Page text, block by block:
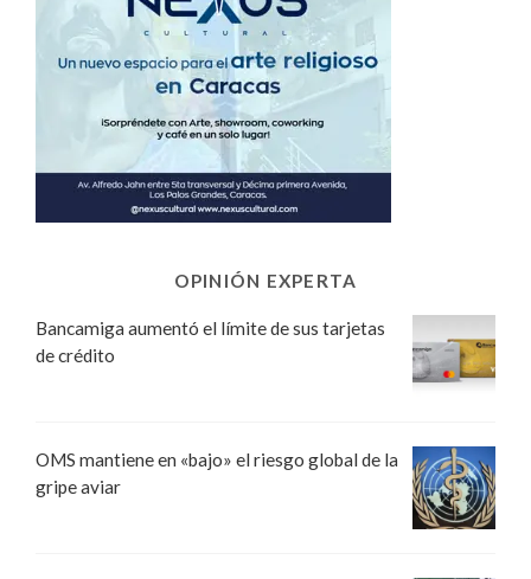
OPINIÓN EXPERTA
Bancamiga aumentó el límite de sus tarjetas
de crédito
OMS mantiene en «bajo» el riesgo global de la
gripe aviar